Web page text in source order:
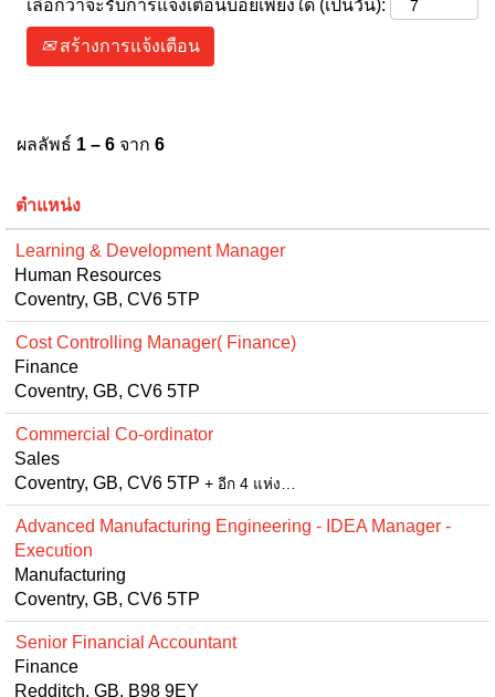
เลือกว่าจะรับการแจ้งเตือนบ่อยเพียงใด (เป็นวัน):
สร้างการแจ้งเตือน
ผลลัพธ์ 1 – 6 จาก 6
ตำแหน่ง
Learning & Development Manager
Human Resources
Coventry, GB, CV6 5TP
Cost Controlling Manager( Finance)
Finance
Coventry, GB, CV6 5TP
Commercial Co-ordinator
Sales
Coventry, GB, CV6 5TP + อีก 4 แห่ง…
Advanced Manufacturing Engineering - IDEA Manager -
Execution
Manufacturing
Coventry, GB, CV6 5TP
Senior Financial Accountant
Finance
Redditch, GB, B98 9EY